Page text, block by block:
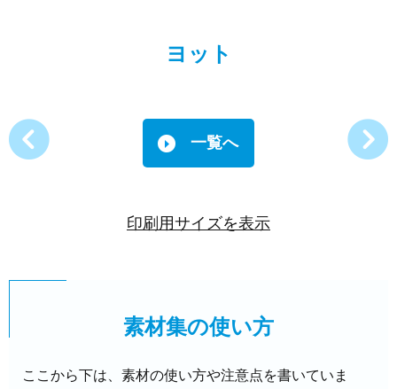
ヨット
一覧へ
印刷用サイズを表示
素材集の使い方
ここから下は、素材の使い方や注意点を書いていま